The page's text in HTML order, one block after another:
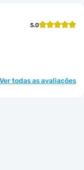
5.0
Ver todas as avaliações